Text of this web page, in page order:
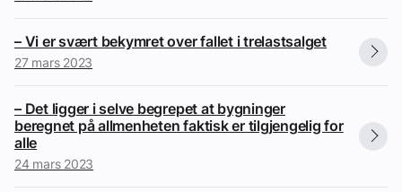
– Vi er svært bekymret over fallet i trelastsalget
27 mars 2023
– Det ligger i selve begrepet at bygninger
beregnet på allmenheten faktisk er tilgjengelig for
alle
24 mars 2023